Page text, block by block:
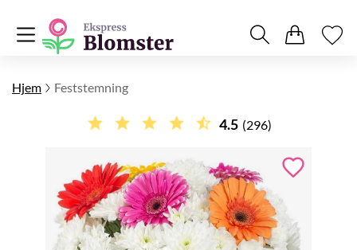
Hjem Feststemning
4.5 (296)